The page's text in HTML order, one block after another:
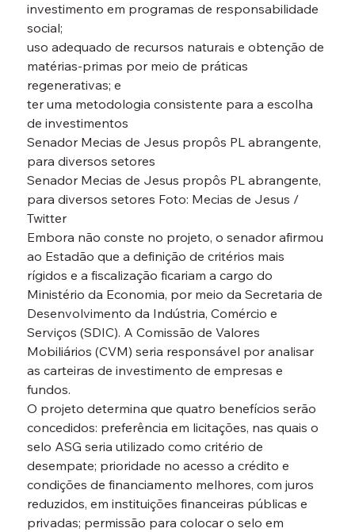
investimento em programas de responsabilidade
social;
uso adequado de recursos naturais e obtenção de
matérias-primas por meio de práticas
regenerativas; e
ter uma metodologia consistente para a escolha
de investimentos
Senador Mecias de Jesus propôs PL abrangente,
para diversos setores
Senador Mecias de Jesus propôs PL abrangente,
para diversos setores Foto: Mecias de Jesus /
Twitter
Embora não conste no projeto, o senador afirmou
ao Estadão que a definição de critérios mais
rígidos e a fiscalização ficariam a cargo do
Ministério da Economia, por meio da Secretaria de
Desenvolvimento da Indústria, Comércio e
Serviços (SDIC). A Comissão de Valores
Mobiliários (CVM) seria responsável por analisar
as carteiras de investimento de empresas e
fundos.
O projeto determina que quatro benefícios serão
concedidos: preferência em licitações, nas quais o
selo ASG seria utilizado como critério de
desempate; prioridade no acesso a crédito e
condições de financiamento melhores, com juros
reduzidos, em instituições financeiras públicas e
privadas; permissão para colocar o selo em